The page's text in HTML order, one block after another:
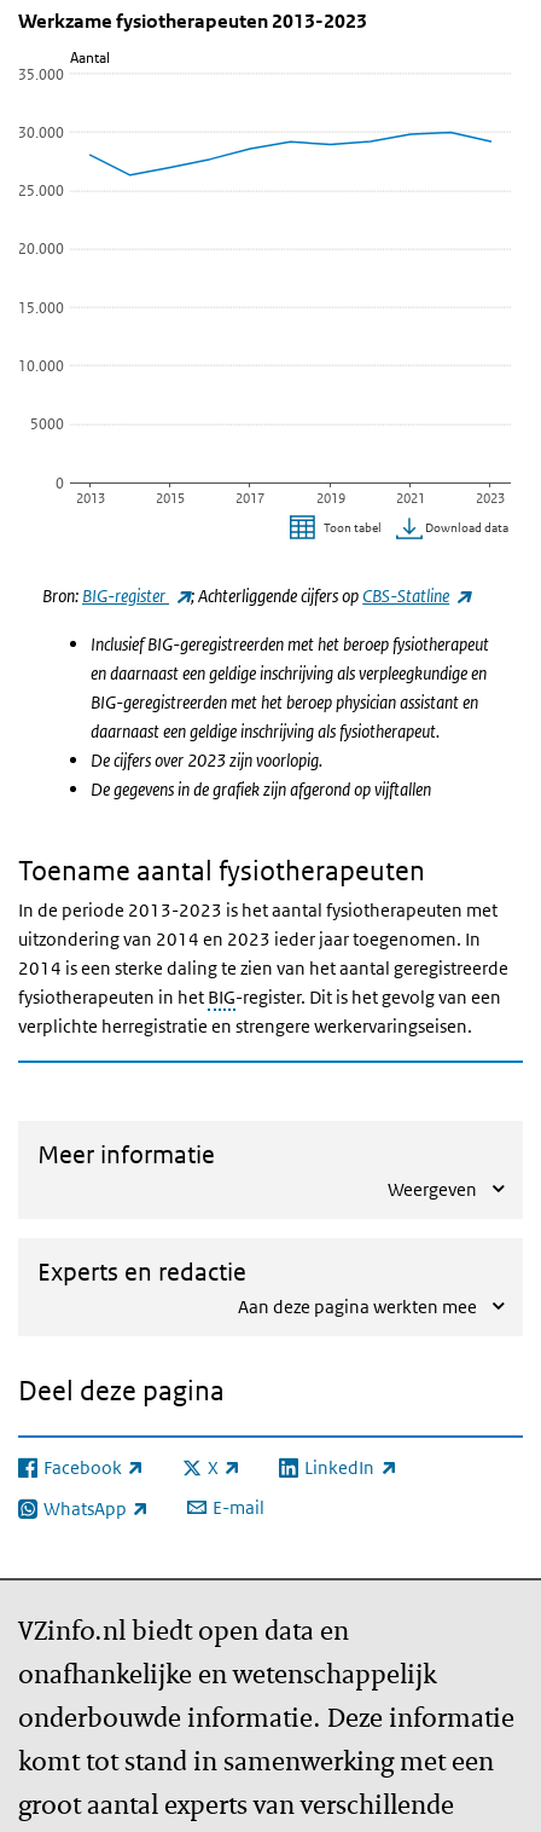
Trend werkzame fysiotherapeuten 2013-
Sla de grafiek 'Werkzame fysiotherapeuten 2013-2023' over en
Werkzame fysiotherapeuten 2013-2023
Lijn grafiek met 11 data punten.
Bekijk als data tabel.
De grafiek heeft 1 Y-as die Aantal weergeeft.
Aantal
Werkzame fysiotherapeuten 2013-2023
0
5000
10.000
15.000
20.000
25.000
30.000
35.000
2013 2015 2017 2019 2021 2023
Toon tabel Download data
Bron: BIG-register (externe link)
; Achterliggende cijfers op CBS-Statline (externe
Inclusief BIG-geregistreerden met het beroep fysiotherapeut
en daarnaast een geldige inschrijving als verpleegkundige en
BIG-geregistreerden met het beroep physician assistant en
daarnaast een geldige inschrijving als fysiotherapeut.
De cijfers over 2023 zijn voorlopig.
De gegevens in de grafiek zijn afgerond op vijftallen
Toename aantal fysiotherapeuten
In de periode 2013-2023 is het aantal fysiotherapeuten met
uitzondering van 2014 en 2023 ieder jaar toegenomen. In
2014 is een sterke daling te zien van het aantal geregistreerde
fysiotherapeuten in het BIG-register. Dit is het gevolg van een
verplichte herregistratie en strengere werkervaringseisen.
Meer informatie
Weergeven
Experts en redactie
Aan deze pagina werkten mee
Deel deze pagina
Facebook
(externe link) X
(externe link) LinkedIn
(externe link)
WhatsApp
(externe link) E-mail
VZinfo.nl biedt open data en
onafhankelijke en wetenschappelijk
onderbouwde informatie. Deze informatie
komt tot stand in samenwerking met een
groot aantal experts van verschillende